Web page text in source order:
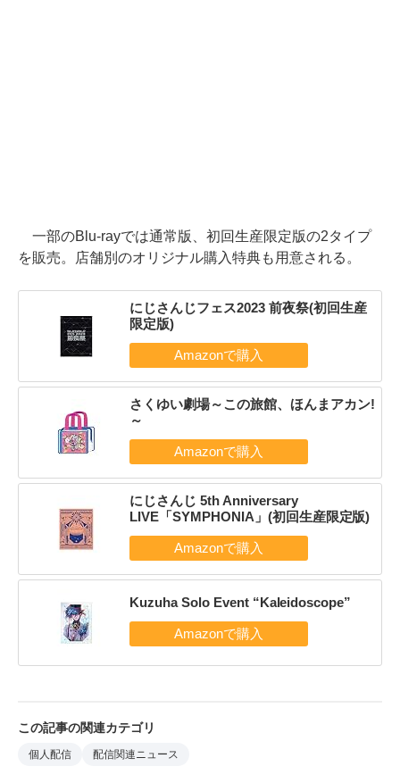
一部のBlu-rayでは通常版、初回生産限定版の2タイプ
を販売。店舗別のオリジナル購入特典も用意される。
にじさんじフェス2023 前夜祭(初回生産
限定版)
さくゆい劇場～この旅館、ほんまアカン!
～
にじさんじ 5th Anniversary
LIVE「SYMPHONIA」(初回生産限定版)
Kuzuha Solo Event “Kaleidoscope”
この記事の関連カテゴリ
個人配信 配信関連ニュース